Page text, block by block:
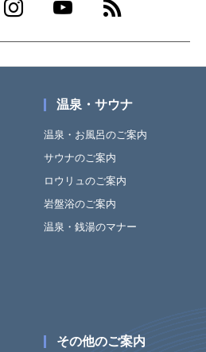
温泉・サウナ
温泉・お風呂のご案内
サウナのご案内
ロウリュのご案内
岩盤浴のご案内
温泉・銭湯のマナー
その他のご案内